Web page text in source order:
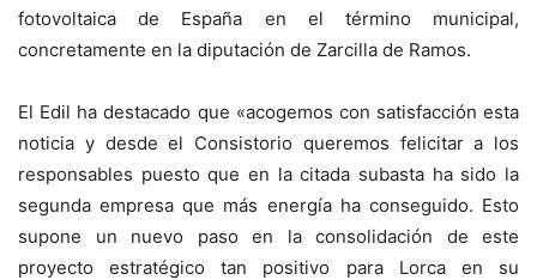
fotovoltaica de España en el término municipal,
concretamente en la diputación de Zarcilla de Ramos.
El Edil ha destacado que «acogemos con satisfacción esta
noticia y desde el Consistorio queremos felicitar a los
responsables puesto que en la citada subasta ha sido la
segunda empresa que más energía ha conseguido. Esto
supone un nuevo paso en la consolidación de este
proyecto estratégico tan positivo para Lorca en su